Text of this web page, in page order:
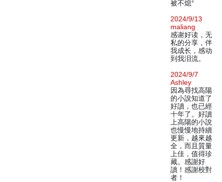
被不熄°
2024/9/13
maliang
感谢好读，无
私的分享，伴
我成长，感动
到我泪流。
2024/9/7
Ashley
因為尋找高陽
的小說知道了
好讀，也已經
十年了。好讀
上高陽的小說
也慢慢地持續
更新，越來越
全，而且質量
上佳，值得珍
藏。感謝好
讀！感謝校對
者！